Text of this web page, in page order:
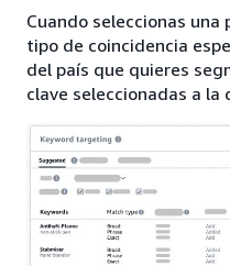
Cuando seleccionas una
tipo de coincidencia
del país que quieres
clave seleccionadas a la